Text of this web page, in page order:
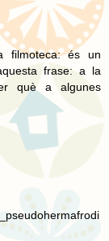
filmoteca: és un
frase: a la
què a algunes